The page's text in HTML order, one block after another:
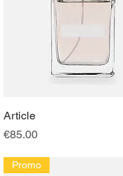
Article
價格
€85.00
Promo